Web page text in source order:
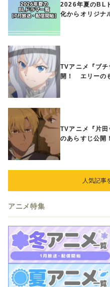
2026年夏のBL
化からオリジナ
TVアニメ『ブ
開！ エリーの
TVアニメ『片
のあらすじ公開
人気記事
アニメ特集